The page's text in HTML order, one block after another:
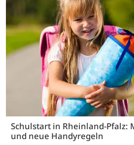
Schulstart in Rheinland-Pfalz:
und neue Handyregeln